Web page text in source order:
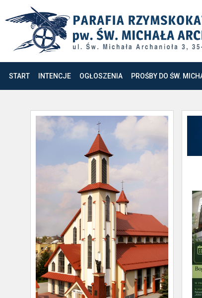
START INTENCJE OGŁOSZENIA PROŚBY DO ŚW.